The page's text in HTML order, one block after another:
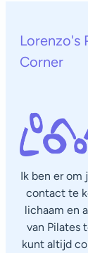
Lorenzo's
Corner
Ik ben er om
contact te
lichaam en
van Pilates
kunt altijd